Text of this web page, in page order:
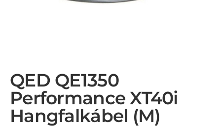
QED QE1350
Performance XT40i
Hangfalkábel (m)